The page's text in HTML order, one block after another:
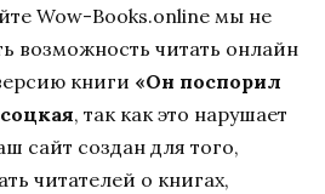
Wow-Books.online мы не
возможность читать онлайн
книги «Он поспорил
, так как это нарушает
сайт создан для того,
читателей о книгах,